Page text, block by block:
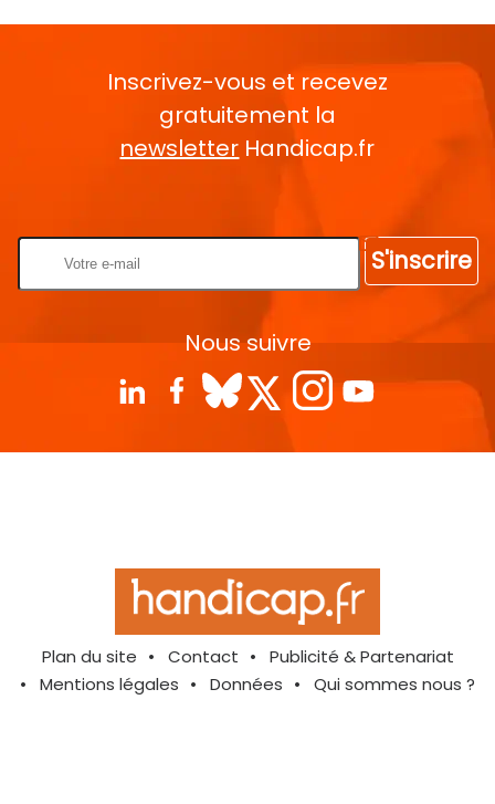
Inscrivez-vous et recevez
gratuitement la
newsletter Handicap.fr
S'inscrire
Nous suivre
Plan du site Contact
Publicité & Partenariat
Mentions légales
Données Qui sommes nous ?